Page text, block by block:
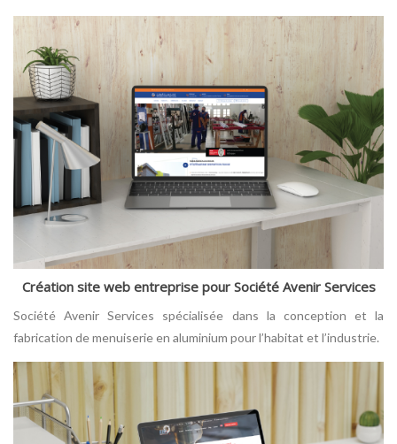
Création site web entreprise pour Société Avenir Services
Société Avenir Services spécialisée dans la conception et la
fabrication de menuiserie en aluminium pour l’habitat et l’industrie.